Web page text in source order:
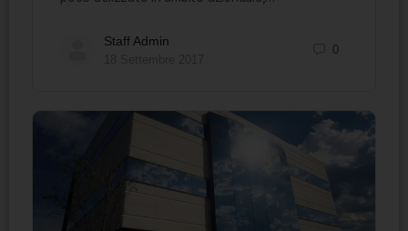
Staff Admin
0